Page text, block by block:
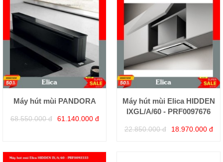
Máy hút mùi PANDORA
68.550.000 đ 61.140.000 đ
Máy hút mùi Elica HIDDEN
IXGL/A/60 - PRF0097676
22.850.000 đ 18.970.000 đ